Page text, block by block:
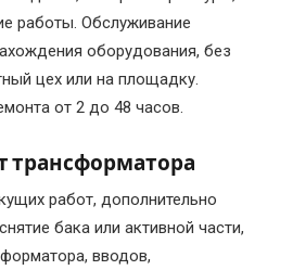
работы. Обслуживание
оборудования, без
цех или на площадку.
от 2 до 48 часов.
трансформатора
работ, дополнительно
бака или активной части,
вводов,